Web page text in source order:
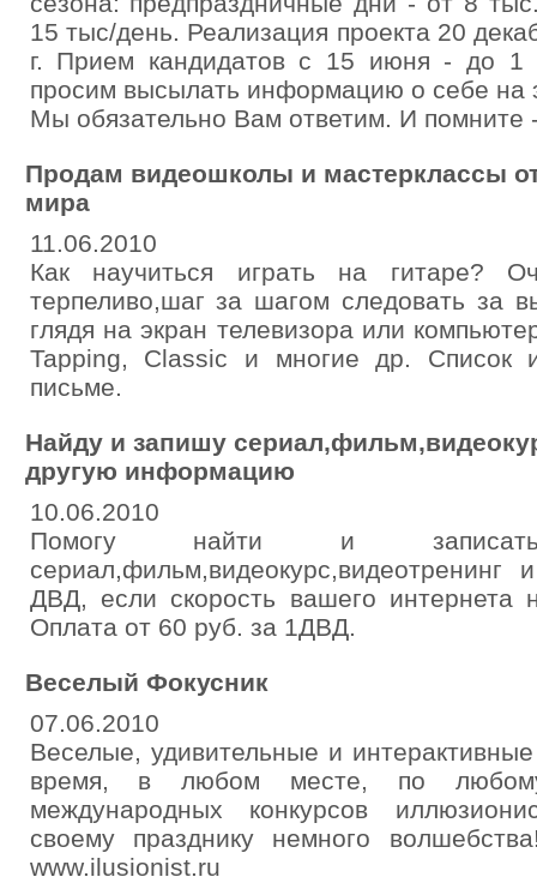
15 тыс/день. Реализация проекта 20
г. Прием кандидатов с 15 июня - до
просим высылать информацию о себе на
Мы обязательно Вам ответим. И помните
Продам видеошколы и мастерклассы
мира
11.06.2010
Как научиться играть на гитаре?
терпеливо,шаг за шагом следовать за
глядя на экран телевизора или
Tapping, Classic и многие др. Список
письме.
Найду и запишу
другую информацию
10.06.2010
Помогу найти и
ДВД, если скорость вашего интернета
Оплата от 60 руб. за 1ДВД.
Веселый Фокусник
07.06.2010
Веселые, удивительные и
время, в любом месте, по
международных конкурсов
своему празднику немного
www.ilusionist.ru